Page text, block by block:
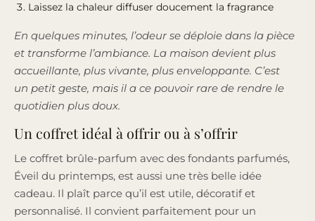
Laissez la chaleur diffuser doucement la fragrance
En quelques minutes, l’odeur se déploie dans la pièce
et transforme l’ambiance. La maison devient plus
accueillante, plus vivante, plus enveloppante. C’est
un petit geste, mais il a ce pouvoir rare de rendre le
quotidien plus doux.
Un coffret idéal à offrir ou à s’offrir
Le coffret brûle-parfum avec des fondants parfumés,
Éveil du printemps, est aussi une très belle idée
cadeau. Il plaît parce qu’il est utile, décoratif et
personnalisé. Il convient parfaitement pour un